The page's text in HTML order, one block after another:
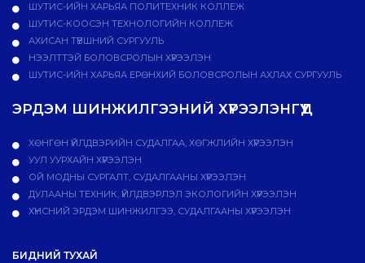
ШУТИС-ИЙН ХАРЬЯА ПОЛИТЕХНИК КОЛЛЕЖ
ШУТИС-КООСЭН ТЕХНОЛОГИЙН КОЛЛЕЖ
АХИСАН ТҮВШНИЙ СУРГУУЛЬ
НЭЭЛТТЭЙ БОЛОВСРОЛЫН ХҮРЭЭЛЭН
ШУТИС-ИЙН ХАРЬЯА ЕРӨНХИЙ БОЛОВСРОЛЫН АХЛАХ СУРГУУЛЬ
ЭРДЭМ ШИНЖИЛГЭЭНИЙ ХҮРЭЭЛЭНГҮҮД
ХӨНГӨН ҮЙЛДВЭРИЙН СУДАЛГАА, ХӨГЖЛИЙН ХҮРЭЭЛЭН
УУЛ УУРХАЙН ХҮРЭЭЛЭН
ОЙ МОДНЫ СУРГАЛТ, СУДАЛГААНЫ ХҮРЭЭЛЭН
ДУЛААНЫ ТЕХНИК, ҮЙЛДВЭРЛЭЛ ЭКОЛОГИЙН ХҮРЭЭЛЭН
ХҮНСНИЙ ЭРДЭМ ШИНЖИЛГЭЭ, СУДАЛГААНЫ ХҮРЭЭЛЭН
БИДНИЙ ТУХАЙ